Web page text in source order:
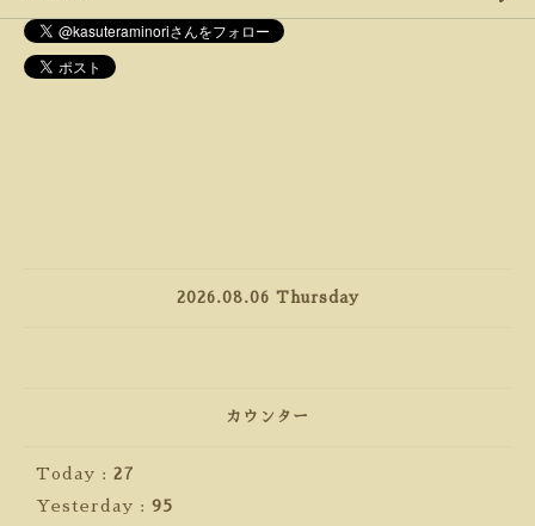
2026.08.06 Thursday
カウンター
Today : 27
Yesterday : 95